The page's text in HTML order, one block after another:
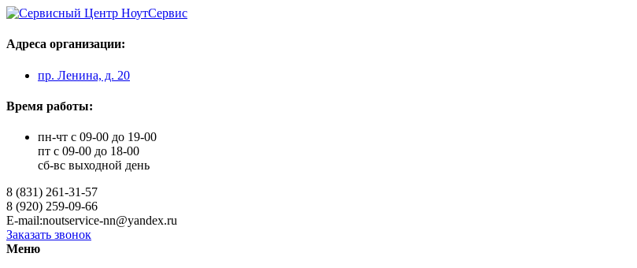
Адреса организации:
пр. Ленина, д. 20
Время работы:
пн-чт с 09-00 до 19-00
пт с 09-00 до 18-00
сб-вс выходной день
8 (831) 261-31-57
8 (920) 259-09-66
E-mail:noutservice-nn@yandex.ru
Заказать звонок
Меню